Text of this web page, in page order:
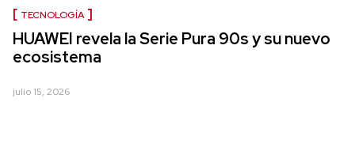
TECNOLOGÍA
HUAWEI revela la Serie Pura 90s y su nuevo
ecosistema
julio 15, 2026